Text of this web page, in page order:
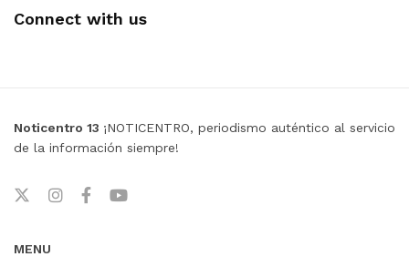
Connect with us
Noticentro 13 ¡NOTICENTRO, periodismo auténtico al servicio
de la información siempre!
MENU